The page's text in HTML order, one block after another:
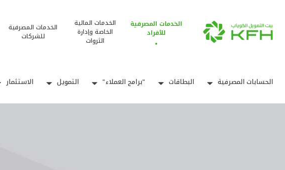
الخدمات المصرفية
للأفراد
الخدمات المالية
الخاصة وإدارة
الثروات
الخدمات المصرفية
للشركات
الحسابات المصرفية البطاقات "برامج العملاء" التمويل الاستثمار